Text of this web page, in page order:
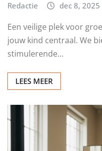
Redactie dec 8, 2025
Een veilige plek voor
jouw kind centraal. We
stimulerende…
LEES MEER